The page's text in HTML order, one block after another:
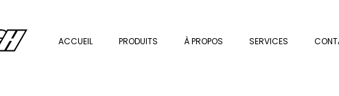
ACCUEIL PRODUITS À PROPOS SERVICES